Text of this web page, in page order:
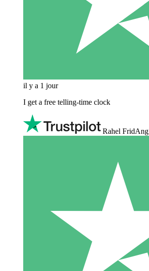
il y a 1 jour
I get a free telling-time clock
Rahel FridAng